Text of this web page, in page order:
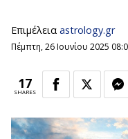
Επιμέλεια astrology.gr
Πέμπτη, 26 Ιουνίου 2025
17
SHARES